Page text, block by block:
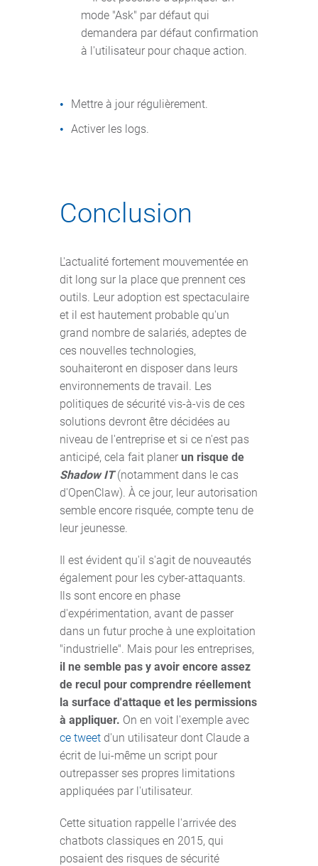
mode "Ask" par défaut qui
demandera par défaut confirmation
à l'utilisateur pour chaque action.
Mettre à jour régulièrement.
Activer les logs.
Conclusion
L'actualité fortement mouvementée en
dit long sur la place que prennent ces
outils. Leur adoption est spectaculaire
et il est hautement probable qu'un
grand nombre de salariés, adeptes de
ces nouvelles technologies,
souhaiteront en disposer dans leurs
environnements de travail. Les
politiques de sécurité vis-à-vis de ces
solutions devront être décidées au
niveau de l'entreprise et si ce n'est pas
anticipé, cela fait planer un risque de
Shadow IT(notamment dans le cas
d'OpenClaw). À ce jour, leur autorisation
semble encore risquée, compte tenu de
leur jeunesse.
Il est évident qu'il s'agit de nouveautés
également pour les cyber-attaquants.
Ils sont encore en phase
d'expérimentation, avant de passer
dans un futur proche à une exploitation
"industrielle". Mais pour les entreprises,
il ne semble pas y avoir encore assez
de recul pour comprendre réellement
la surface d'attaque et les permissions
à appliquer. On en voit l'exemple avec
ce tweet d'un utilisateur dont Claude a
écrit de lui-même un script pour
outrepasser ses propres limitations
appliquées par l'utilisateur.
Cette situation rappelle l'arrivée des
chatbots classiques en 2015, qui
posaient des risques de sécurité